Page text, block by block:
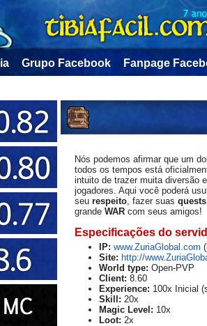
Grupo Facebook Fanpage
Nós podemos afirmar que um
todos os tempos está
intuito de trazer muita diversão
jogadores. Aqui você poderá
seu respeito, fazer suas quests
grande WAR com seus amigos!
Especificações do
IP: www.ZuriaGlobal.com (
Site: http://
World type: Open-PVP
Client: 8.60
Experience: 100x Inicial
Skill: 20x
Magic Level: 10x
Loot: 2x